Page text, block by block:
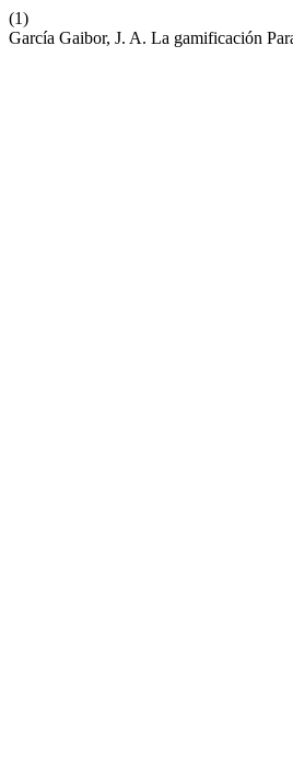
(1)
García Gaibor, J. A. La gamificación